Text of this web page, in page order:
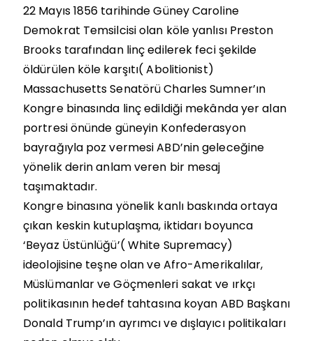
22 Mayıs 1856 tarihinde Güney Caroline
Demokrat Temsilcisi olan köle yanlısı Preston
Brooks tarafından linç edilerek feci şekilde
öldürülen köle karşıtı( Abolitionist)
Massachusetts Senatörü Charles Sumner’ın
Kongre binasında linç edildiği mekânda yer alan
portresi önünde güneyin Konfederasyon
bayrağıyla poz vermesi ABD’nin geleceğine
yönelik derin anlam veren bir mesaj
taşımaktadır.
Kongre binasına yönelik kanlı baskında ortaya
çıkan keskin kutuplaşma, iktidarı boyunca
‘Beyaz Üstünlüğü’( White Supremacy)
ideolojisine teşne olan ve Afro-Amerikalılar,
Müslümanlar ve Göçmenleri sakat ve ırkçı
politikasının hedef tahtasına koyan ABD Başkanı
Donald Trump’ın ayrımcı ve dışlayıcı politikaları